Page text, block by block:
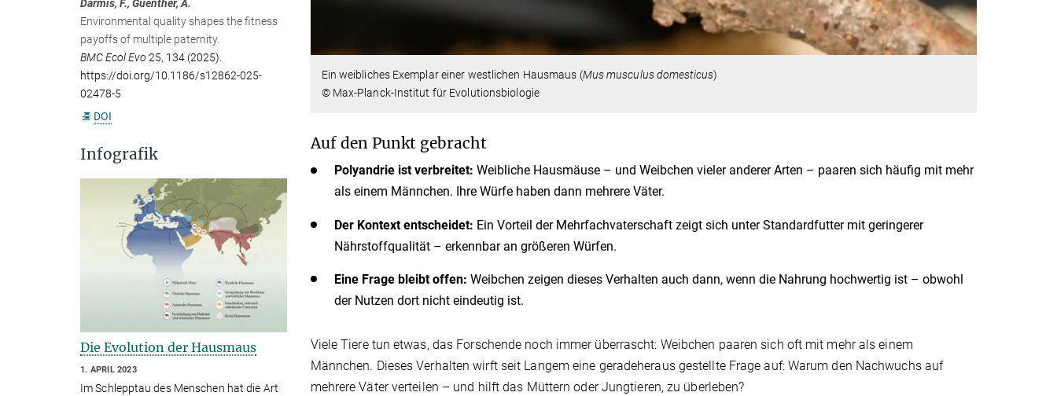
Ein weibliches Exemplar einer westlichen Hausmaus (Mus musculus domesticus)
© Max-Planck-Institut für Evolutionsbiologie
Auf den Punkt gebracht
Polyandrie ist verbreitet: Weibliche Hausmäuse – und Weibchen vieler anderer Arten – paaren sich häufig mit mehr
als einem Männchen. Ihre Würfe haben dann mehrere Väter.
Der Kontext entscheidet: Ein Vorteil der Mehrfachvaterschaft zeigt sich unter Standardfutter mit geringerer
Nährstoffqualität – erkennbar an größeren Würfen.
Eine Frage bleibt offen: Weibchen zeigen dieses Verhalten auch dann, wenn die Nahrung hochwertig ist – obwohl
der Nutzen dort nicht eindeutig ist.
Viele Tiere tun etwas, das Forschende noch immer überrascht: Weibchen paaren sich oft mit mehr als einem
Männchen. Dieses Verhalten wirft seit Langem eine geradeheraus gestellte Frage auf: Warum den Nachwuchs auf
mehrere Väter verteilen – und hilft das Müttern oder Jungtieren, zu überleben?
Darmis, F., Guenther, A.
Environmental quality shapes the fitness
payoffs of multiple paternity.
BMC Ecol Evo 25, 134 (2025).
https://doi.org/10.1186/s12862-025-
02478-5
DOI
Infografik
Die Evolution der Hausmaus
1. APRIL 2023
Im Schlepptau des Menschen hat die Art